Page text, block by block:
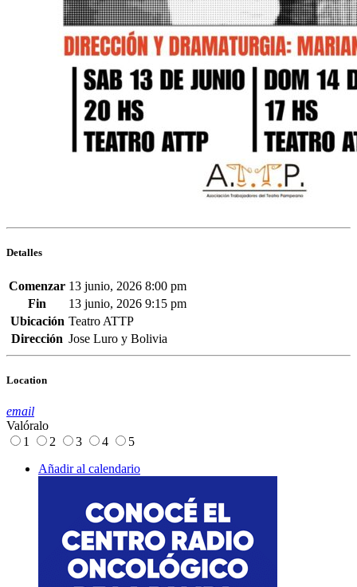
Detalles
Comenzar 13 junio, 2026 8:00 pm
Fin
13 junio, 2026 9:15 pm
Ubicación Teatro ATTP
Dirección Jose Luro y Bolivia
Location
email
Valóralo
1
2 3 4
5
Añadir al calendario